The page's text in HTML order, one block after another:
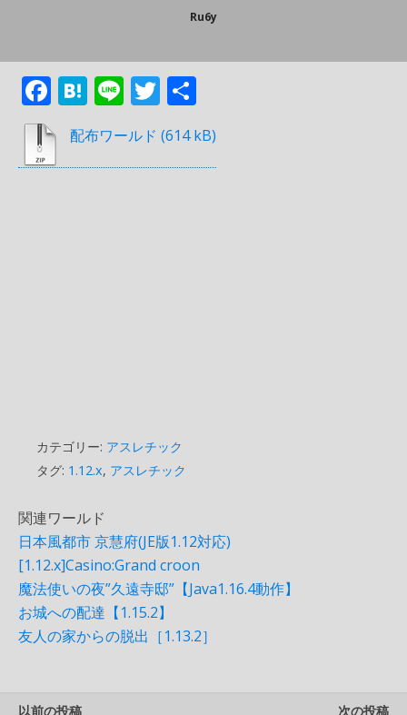
Ru6y
F
ac
e
b
H
at
e
n
Li
e
T
w
itt
er
有
配布ワールド
カテゴリー: アスレチック
タグ: 1.12.x, アスレチック
関連ワールド
日本風都市 京慧府(JE版1.12対応)
[1.12.x]Casino:Grand croon
魔法使いの夜”久遠寺邸”【Java1.16.4動作】
お城への配達【1.15.2】
友人の家からの脱出［1.13.2］
以前の投稿
次の投稿